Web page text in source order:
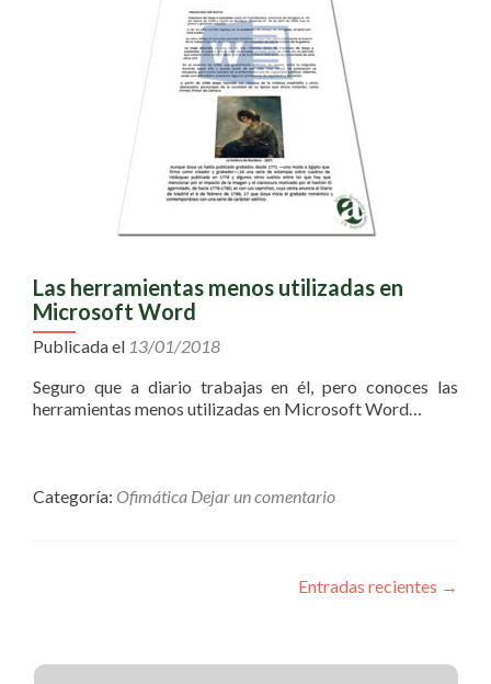
Las herramientas menos utilizadas en
Microsoft Word
Publicada el 13/01/2018
Seguro que a diario trabajas en él, pero conoces las
herramientas menos utilizadas en Microsoft Word…
Categoría: Ofimática Dejar un comentario
entradas
Entradas recientes →